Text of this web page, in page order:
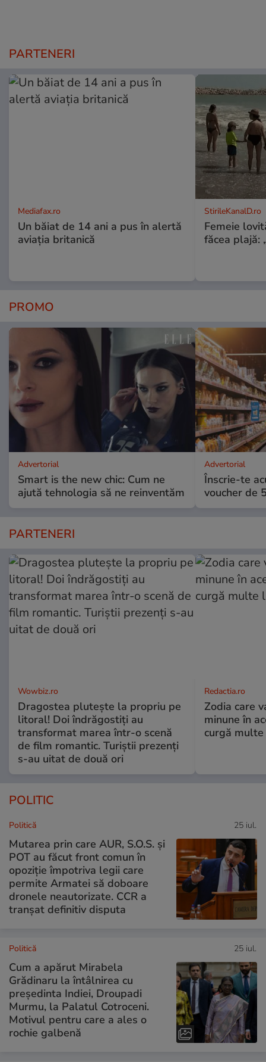
PARTENERI
Mediafax.ro
Un băiat de 14 ani a pus în alertă
aviația britanică
StirileKanalD.ro
Femeie
făcea plajă:
PROMO
Advertorial
Smart is the new chic: Cum ne
ajută tehnologia să ne reinventăm
Advertorial
Înscrie-te
voucher de
PARTENERI
Wowbiz.ro
Dragostea plutește la propriu pe
litoral! Doi îndrăgostiți au
transformat marea într-o scenă
de film romantic. Turiștii prezenți
s-au uitat de două ori
Redactia.ro
Zodia care
minune în
curgă
POLITIC
Politică 25 iul.
Mutarea prin care AUR, S.O.S. și
POT au făcut front comun în
opoziție împotriva legii care
permite Armatei să doboare
dronele neautorizate. CCR a
tranșat definitiv disputa
Politică 25 iul.
Cum a apărut Mirabela
Grădinaru la întâlnirea cu
președinta Indiei, Droupadi
Murmu, la Palatul Cotroceni.
Motivul pentru care a ales o
rochie galbenă